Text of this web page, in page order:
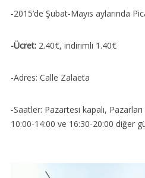
-2015’de Şubat-Mayıs aylarında
-Ücret:2.40€, indirimli 1.40€
-Adres: Calle Zalaeta
-Saatler: Pazartesi kapalı,
10:00-14:00 ve 16:30-20:00 diğer